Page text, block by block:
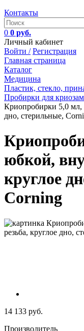
Контакты
0 0 руб.
Личный кабинет
Войти / Регистрация
Главная страница
Каталог
Медицина
Пластик, стекло,
Пробирки для
Криопробирки 5,0 мл,
дно, стерильные,
юбкой,
круглое
Corning
14 133 руб.
Производитель